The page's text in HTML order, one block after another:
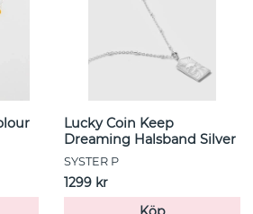
Lucky Coin Keep
Dreaming Halsband Silver
SYSTER P
1299 kr